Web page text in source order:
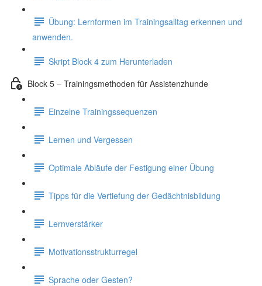
Übung: Lernformen im Trainingsalltag erkennen und
anwenden.
Skript Block 4 zum Herunterladen
Block 5 – Trainingsmethoden für Assistenzhunde
Einzelne Trainingssequenzen
Lernen und Vergessen
Optimale Abläufe der Festigung einer Übung
Tipps für die Vertiefung der Gedächtnisbildung
Lernverstärker
Motivationsstrukturregel
Sprache oder Gesten?